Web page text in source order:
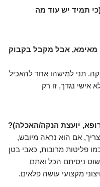
תמיד יש עוד מה
אבל מקבל בקבוק
תני למישהו אחר להאכיל
אישי נגדך, זו רק
יועצת הנקה/האכלה)?
אם הוא נראה מיובש,
פליטות מרובות, כאבי בטן
ניסיתם הכל ואתם
מקצועי עושה פלאים.